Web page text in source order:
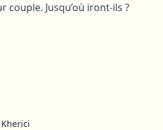
Jusqu’où iront-ils ?